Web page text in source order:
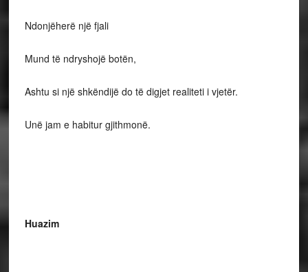
Ndonjëherë një fjali
Mund të ndryshojë botën,
Ashtu si një shkëndijë do të digjet realiteti i vjetër.
Unë jam e habitur gjithmonë.
Huazim